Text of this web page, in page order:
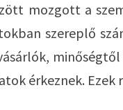
mozgott a
szereplő
érkeznek. Ezek